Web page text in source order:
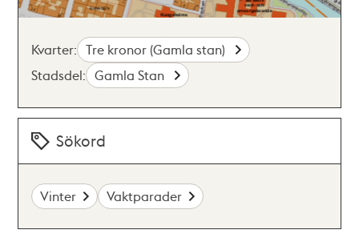
Kvarter: Tre kronor (Gamla stan)
Stadsdel: Gamla Stan
Sökord
Vinter Vaktparader